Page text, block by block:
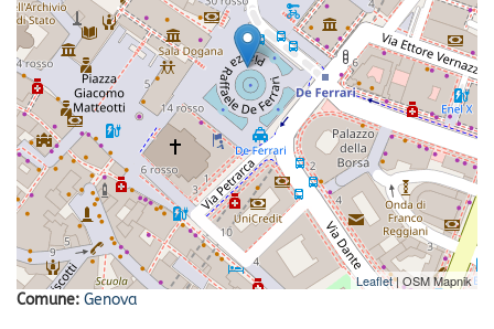
Leaflet| OSM Mapnik
Comune: Genova